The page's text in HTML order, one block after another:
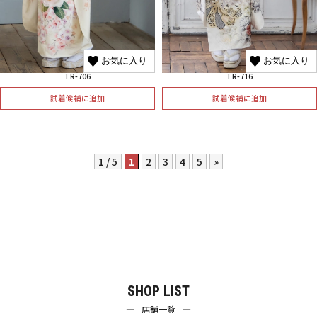
お気に入り
TR-706
試着候補に追加
お気に入り
TR-716
試着候補に追加
1 / 5 1 2 3 4 5 »
SHOP LIST
店舗一覧